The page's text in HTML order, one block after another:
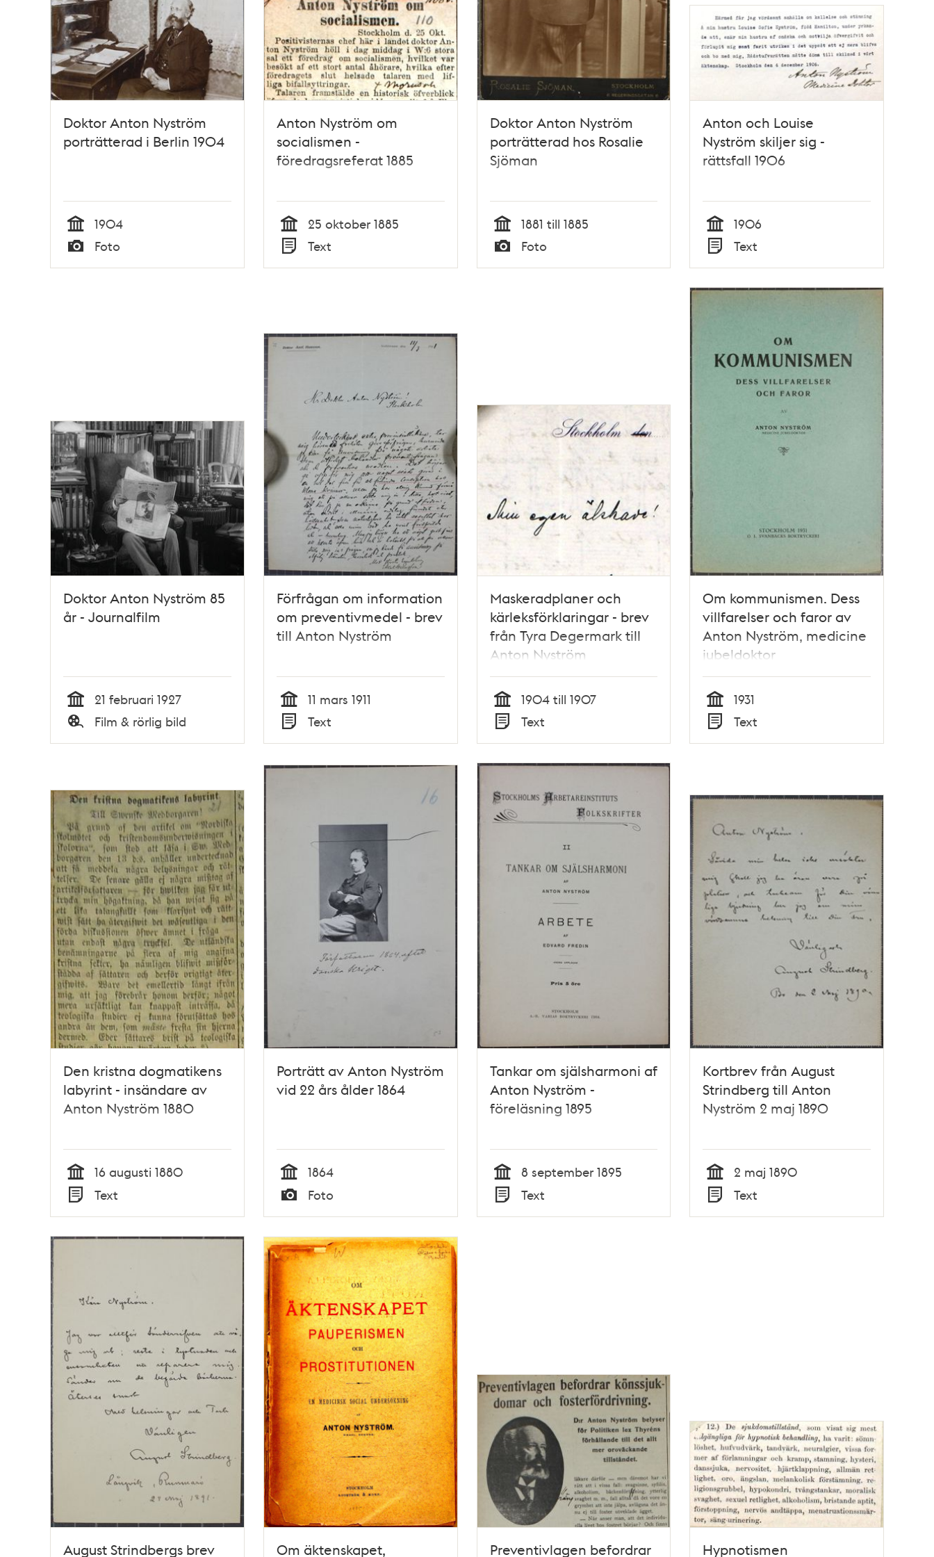
Doktor Anton Nyström
porträtterad i Berlin 1904
Tid
1904
Typ
Foto
Anton Nyström om
socialismen -
föredragsreferat 1885
Tid
25 oktober 1885
Typ
Text
Doktor Anton Nyström
porträtterad hos Rosalie
Sjöman
Tid
1881 till 1885
Typ
Foto
Anton och Louise
Nyström skiljer sig -
rättsfall 1906
Tid
1906
Typ
Text
Doktor Anton Nyström 85
år - Journalfilm
Tid
21 februari 1927
Typ
Film & rörlig bild
Förfrågan om information
om preventivmedel - brev
till Anton Nyström
Tid
11 mars 1911
Typ
Text
Maskeradplaner och
kärleksförklaringar - brev
från Tyra Degermark till
Anton Nyström
Tid
1904 till 1907
Typ
Text
Om kommunismen. Dess
villfarelser och faror av
Anton Nyström, medicine
jubeldoktor
Tid
1931
Typ
Text
Den kristna dogmatikens
labyrint - insändare av
Anton Nyström 1880
Tid
16 augusti 1880
Typ
Text
Porträtt av Anton Nyström
vid 22 års ålder 1864
Tid
1864
Typ
Foto
Tankar om själsharmoni af
Anton Nyström -
föreläsning 1895
Tid
8 september 1895
Typ
Text
Kortbrev från August
Strindberg till Anton
Nyström 2 maj 1890
Tid
2 maj 1890
Typ
Text
August Strindbergs brev Om äktenskapet, Preventivlagen befordrar Hypnotismen